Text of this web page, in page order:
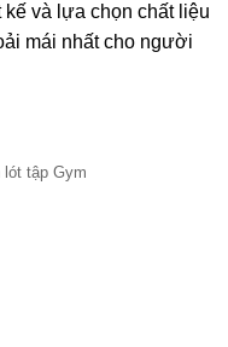
và lựa chọn chất liệu
mái nhất cho người
lót tập Gym